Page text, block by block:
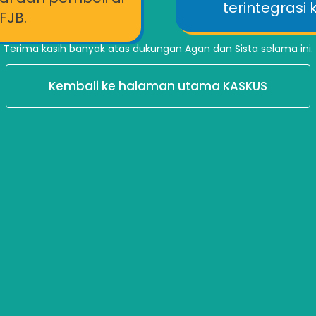
terintegrasi
Terima kasih banyak atas dukungan Agan dan Sista selama ini.
Kembali ke halaman utama KASKUS